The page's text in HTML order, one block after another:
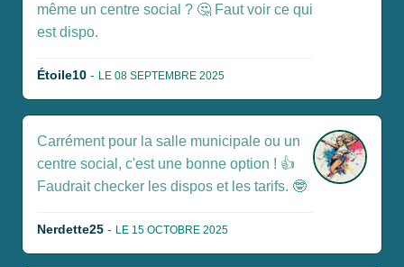
même un centre social ? 🤔 Faut voir ce qui
est dispo.
Étoile10 - LE 08 SEPTEMBRE 2025
Carrément pour la salle municipale ou un
centre social, c'est une bonne option ! 👍
Faudrait checker les dispos et les tarifs. 🤓
Nerdette25 - LE 15 OCTOBRE 2025